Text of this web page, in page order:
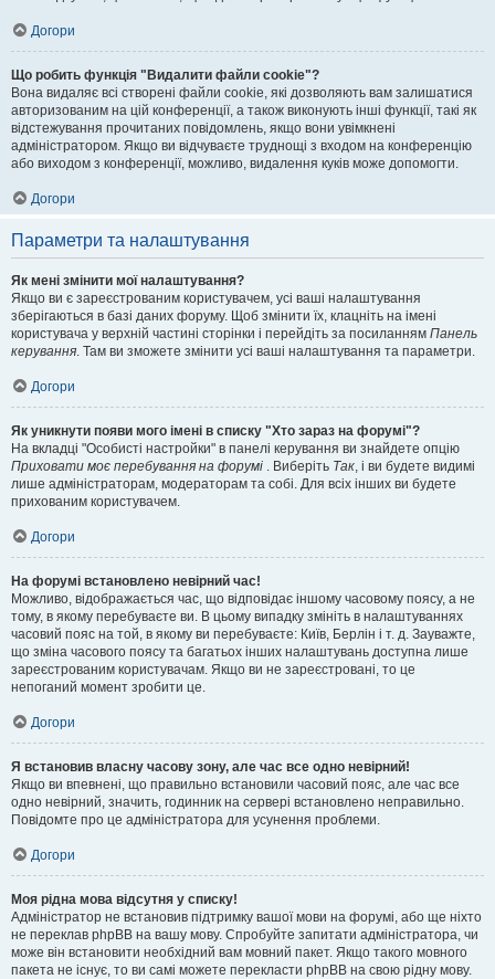
Догори
Що робить функція "Видалити файли cookie"?
Вона видаляє всі створені файли cookie, які дозволяють вам залишатися
авторизованим на цій конференції, а також виконують інші функції, такі як
відстежування прочитаних повідомлень, якщо вони увімкнені
адміністратором. Якщо ви відчуваєте труднощі з входом на конференцію
або виходом з конференції, можливо, видалення куків може допомогти.
Догори
Параметри та налаштування
Як мені змінити мої налаштування?
Якщо ви є зареєстрованим користувачем, усі ваші налаштування
зберігаються в базі даних форуму. Щоб змінити їх, клацніть на імені
користувача у верхній частині сторінки і перейдіть за посиланням Панель
керування. Там ви зможете змінити усі ваші налаштування та параметри.
Догори
Як уникнути появи мого імені в списку "Хто зараз на форумі"?
На вкладці "Особисті настройки" в панелі керування ви знайдете опцію
Приховати моє перебування на форумі . Виберіть Так, і ви будете видимі
лише адміністраторам, модераторам та собі. Для всіх інших ви будете
прихованим користувачем.
Догори
На форумі встановлено невірний час!
Можливо, відображається час, що відповідає іншому часовому поясу, а не
тому, в якому перебуваєте ви. В цьому випадку змініть в налаштуваннях
часовий пояс на той, в якому ви перебуваєте: Київ, Берлін і т. д. Зауважте,
що зміна часового поясу та багатьох інших налаштувань доступна лише
зареєстрованим користувачам. Якщо ви не зареєстровані, то це
непоганий момент зробити це.
Догори
Я встановив власну часову зону, але час все одно невірний!
Якщо ви впевнені, що правильно встановили часовий пояс, але час все
одно невірний, значить, годинник на сервері встановлено неправильно.
Повідомте про це адміністратора для усунення проблеми.
Догори
Моя рідна мова відсутня у списку!
Адміністратор не встановив підтримку вашої мови на форумі, або ще ніхто
не переклав phpBB на вашу мову. Спробуйте запитати адміністратора, чи
може він встановити необхідний вам мовний пакет. Якщо такого мовного
пакета не існує, то ви самі можете перекласти phpBB на свою рідну мову.